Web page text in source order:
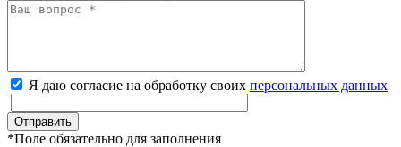
Я даю согласие на обработку своих персональных данных
*Поле обязательно для заполнения